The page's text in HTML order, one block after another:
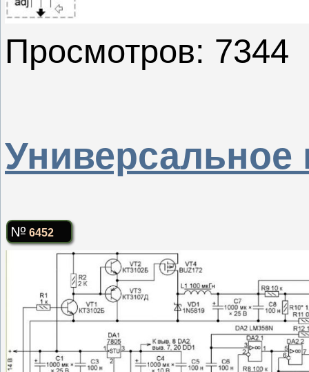
Просмотров: 7344
Универсальное
6452